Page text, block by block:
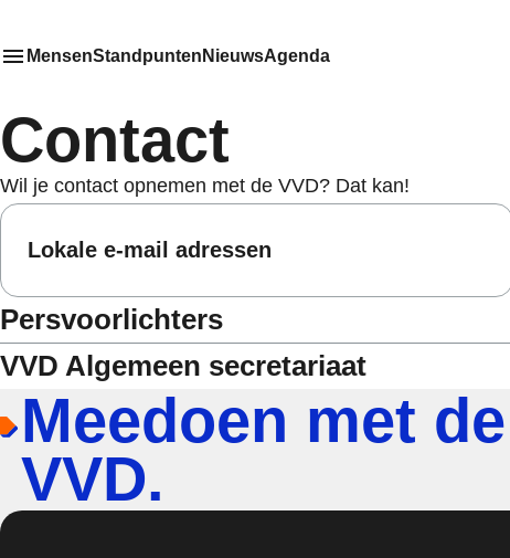
Toonhet submenu van
Meer menu items
MensenStandpunten NieuwsAgenda
Contact
Wil je contact opnemen met de VVD? Dat kan!
Lokale e-mail adressen
Persvoorlichters
VVD Algemeen secretariaat
Meedoen met de
VVD.